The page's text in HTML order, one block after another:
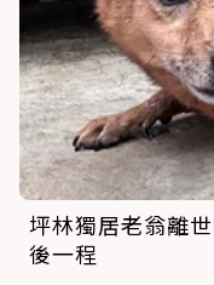
坪林獨居老翁離
後一程